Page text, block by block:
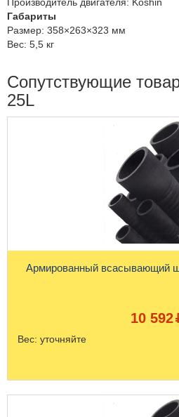
Габариты
Размер: 358×263×323 мм
Вес: 5,5 кг
Сопутствующие
25L
Армированный всасывающий
10 592
Вес: уточняйте